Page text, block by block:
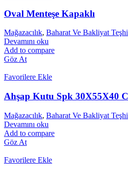
Soğutma
Şarküteri /
Oval Menteşe Kapaklı
Mağazacılık, Baharat Ve Bakliyat
Devamını oku
Add to compare
Göz At
Favorilere Ekle
Ahşap Kutu Spk 30X55X40
Mağazacılık, Baharat Ve Bakliyat
Devamını oku
Add to compare
Göz At
Favorilere Ekle